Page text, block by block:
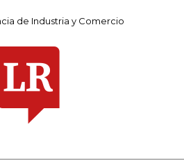
de Industria y Comercio